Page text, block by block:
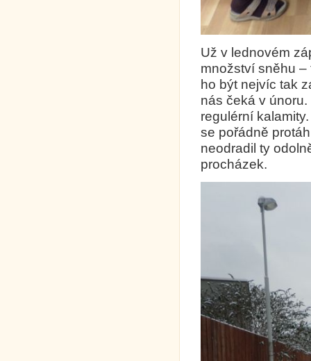
Už v lednovém
množství sněhu
ho být nejvíc tak
nás čeká v
regulérní
se pořádně
neodradil ty
procházek.